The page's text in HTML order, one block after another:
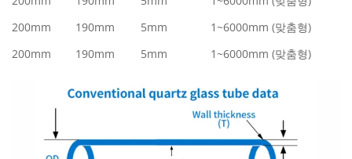
200mm
190mm 5mm
1~6000mm (맞춤형)
200mm
190mm 5mm 1~6000mm (맞춤형)